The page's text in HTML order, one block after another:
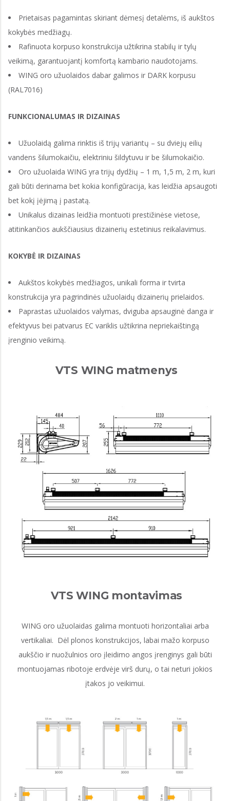
Prietaisas pagamintas skiriant dėmesį detalėms, iš aukštos
kokybės medžiagų.
Rafinuota korpuso konstrukcija užtikrina stabilų ir tylų
veikimą, garantuojantį komfortą kambario naudotojams.
WING oro užuolaidos dabar galimos ir DARK korpusu
(RAL7016)
FUNKCIONALUMAS IR DIZAINAS
Užuolaidą galima rinktis iš trijų variantų – su dviejų eilių
vandens šilumokaičiu, elektriniu šildytuvu ir be šilumokaičio.
Oro užuolaida WING yra trijų dydžių – 1 m, 1,5 m, 2 m, kuri
gali būti derinama bet kokia konfigūracija, kas leidžia apsaugoti
bet kokį įėjimą į pastatą.
Unikalus dizainas leidžia montuoti prestižinėse vietose,
atitinkančios aukščiausius dizainerių estetinius reikalavimus.
KOKYBĖ IR DIZAINAS
Aukštos kokybės medžiagos, unikali forma ir tvirta
konstrukcija yra pagrindinės užuolaidų dizainerių prielaidos.
Paprastas užuolaidos valymas, dviguba apsauginė danga ir
efektyvus bei patvarus EC variklis užtikrina nepriekaištingą
įrenginio veikimą.
VTS WING matmenys
VTS WING montavimas
WING oro užuolaidas galima montuoti horizontaliai arba
vertikaliai. Dėl plonos konstrukcijos, labai mažo korpuso
aukščio ir nuožulnios oro įleidimo angos įrenginys gali būti
montuojamas ribotoje erdvėje virš durų, o tai neturi jokios
įtakos jo veikimui.